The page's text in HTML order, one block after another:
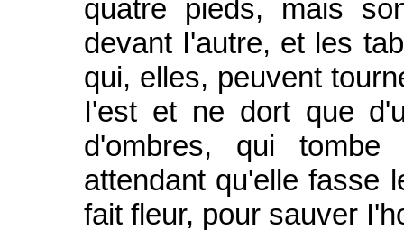
quatre pieds, mais
devant I'autre, et les
qui, elles, peuvent
I'est et ne dort que
d'ombres, qui
attendant qu'elle fasse
fait fleur, pour sauver